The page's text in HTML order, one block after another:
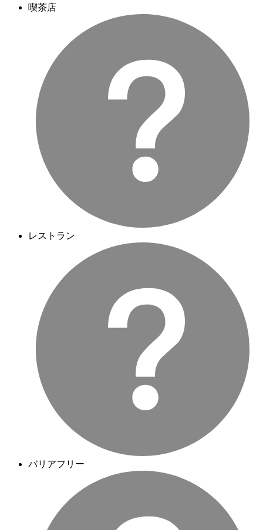
喫茶店
レストラン
バリアフリー